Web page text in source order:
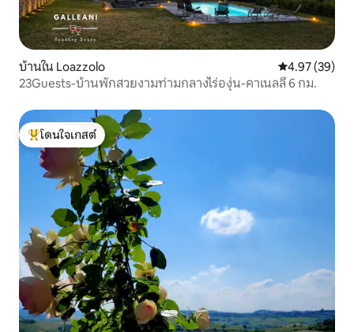
บ้านใน Loazzolo คะแนนเฉลี่ย
4.97 (39)
23Guests-บ้านพักสวยงามท่ามกลางไร่องุ่น-คาเนลลี 6 กม.
โดนใจเกสต์ที่สุด
โดนใจเกสต์